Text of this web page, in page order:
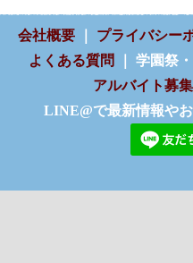
会社概要 プライバシー
よくある質問
｜ 学園祭
アルバイト募集
LINE@で最新情報や